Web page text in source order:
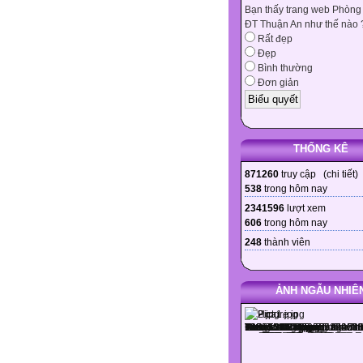
Bạn thấy trang web
ĐT Thuận An như thế nào
Rất đẹp
Đẹp
Bình thường
Đơn giản
THỐNG KÊ
871260 truy cập (chi tiết)
538 trong hôm nay
2341596 lượt xem
606 trong hôm nay
248 thành viên
ẢNH NGẪU